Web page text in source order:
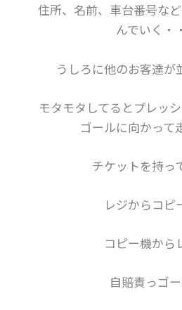
住所、名前、車台番号な
んでいく・
うしろに他のお客達が
モタモタしてるとプレッ
ゴールに向かって
チケットを持っ
レジからコピ
コピー機から
自賠責っゴー